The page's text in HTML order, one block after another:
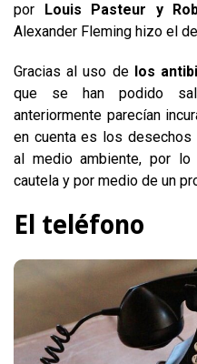
por
Louis Pasteur y
Alexander Fleming hizo el
Gracias al uso de los
que se han podido
anteriormente parecían
en cuenta es los
al medio ambiente, por
cautela y por medio de un
El teléfono